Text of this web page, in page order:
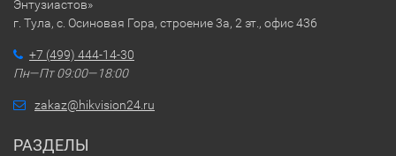
Энтузиастов»
г. Тула, с. Осиновая Гора, строение 3а, 2 эт., офис 436
+7 (499) 444-14-30
Пн—Пт 09:00—18:00
zakaz@hikvision24.ru
РАЗДЕЛЫ